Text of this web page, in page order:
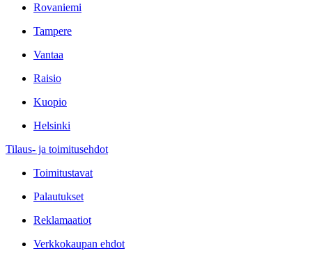
Rovaniemi
Tampere
Vantaa
Raisio
Kuopio
Helsinki
Tilaus- ja toimitusehdot
Toimitustavat
Palautukset
Reklamaatiot
Verkkokaupan ehdot